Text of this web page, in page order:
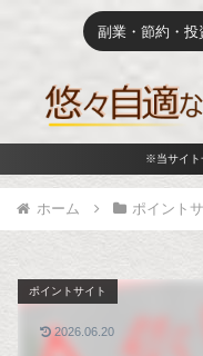
副業・節約・
※当サイト
ホーム ポイント
ポイントサイト
2026.06.20